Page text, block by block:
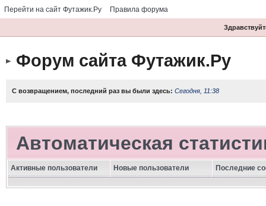
Перейти на сайт Футажик.Ру Правила форума
Форум сайта Футажик.Ру
С возвращением, последний раз вы были здесь: Сегодня, 11:38
Автоматическая
Активные пользователи Новые пользователи Последние